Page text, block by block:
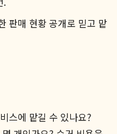
판매 현황 공개로 믿고 맡
스에 맡길 수 있나요?